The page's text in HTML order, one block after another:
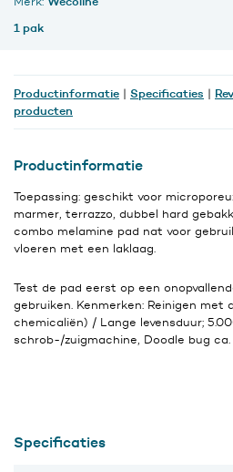
pak
1 pak
Productinformatie | Specificaties |
producten
Productinformatie
Toepassing: geschikt voor
marmer, terrazzo, dubbel hard
combo melamine pad nat voor
vloeren met een laklaag.
Test de pad eerst op een
gebruiken. Kenmerken: Reinigen met
chemicaliën) / Lange levensduur;
schrob-/zuigmachine, Doodle bug
Specificaties